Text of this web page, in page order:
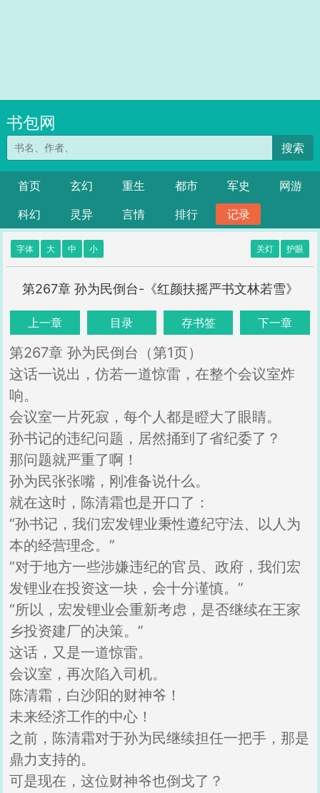
书包网
搜索
首页 玄幻 重生 都市 军史
网游
科幻
灵异 言情 排行 记录
字体 大 中 小 关灯 护眼
第267章 孙为民倒台-《红颜扶摇严书文林若雪》
上一章 目录 存书签 下一章
第267章 孙为民倒台（第1页）
这话一说出，仿若一道惊雷，在整个会议室炸
响。
会议室一片死寂，每个人都是瞪大了眼睛。
孙书记的违纪问题，居然捅到了省纪委了？
那问题就严重了啊！
孙为民张张嘴，刚准备说什么。
就在这时，陈清霜也是开口了：
“孙书记，我们宏发锂业秉性遵纪守法、以人为
本的经营理念。”
“对于地方一些涉嫌违纪的官员、政府，我们宏
发锂业在投资这一块，会十分谨慎。”
“所以，宏发锂业会重新考虑，是否继续在王家
乡投资建厂的决策。”
这话，又是一道惊雷。
会议室，再次陷入司机。
陈清霜，白沙阳的财神爷！
未来经济工作的中心！
之前，陈清霜对于孙为民继续担任一把手，那是
鼎力支持的。
可是现在，这位财神爷也倒戈了？